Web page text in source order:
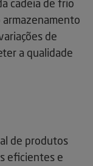
cadeia de frio
armazenamento
de
a qualidade
de produtos
eficientes e